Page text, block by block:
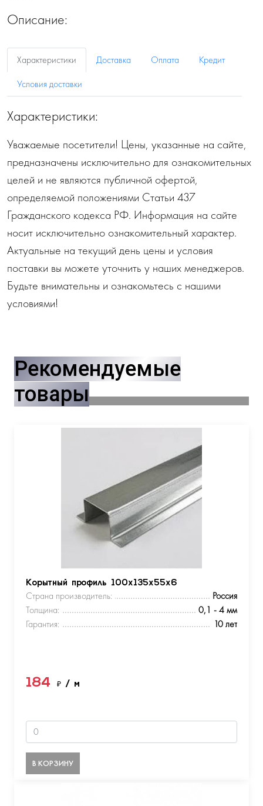
Описание:
Характеристики Доставка Оплата
Кредит
Условия доставки
Характеристики:
Уважаемые посетители! Цены, указанные на сайте,
предназначены исключительно для ознакомительных
целей и не являются публичной офертой,
определяемой положениями Статьи 437
Гражданского кодекса РФ. Информация на сайте
носит исключительно ознакомительный характер.
Актуальные на текущий день цены и условия
поставки вы можете уточнить у наших менеджеров.
Будьте внимательны и ознакомьтесь с нашими
условиями!
Рекомендуемые
товары
Корытный профиль 100х135х55х6
Страна производитель:
Россия
Толщина:
0,1 - 4 мм
Гарантия:
10 лет
184 ₽ / м
В КОРЗИНУ